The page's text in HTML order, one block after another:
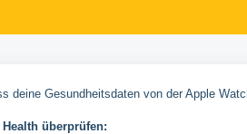
deine Gesundheitsdaten von der Apple
überprüfen: